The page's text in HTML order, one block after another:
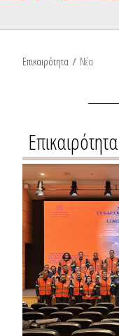
Επικαιρότητα / Νέα
Επικαιρότητα